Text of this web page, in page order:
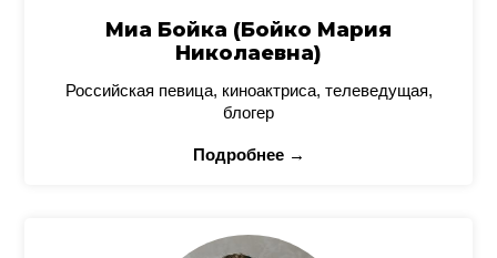
Миа Бойка (Бойко Мария
Николаевна)
Российская певица, киноактриса, телеведущая,
блогер
Подробнее →